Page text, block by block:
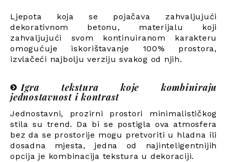
Ljepota koja se pojačava zahvaljujući
dekorativnom betonu, materijalu koji
zahvaljujući svom kontinuiranom karakteru
omogućuje iskorištavanje 100% prostora,
izvlačeći najbolju verziju svakog od njih.
Igra tekstura koje kombiniraju
jednostavnost i kontrast
Jednostavni, prozirni prostori minimalističkog
stila su trend. Da bi se postigla ova atmosfera
bez da se prostorije mogu pretvoriti u hladna ili
dosadna mjesta, jedna od najinteligentnijih
opcija je kombinacija tekstura u dekoraciji.